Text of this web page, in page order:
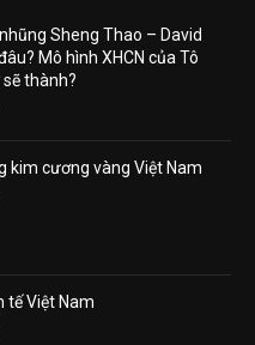
Sheng Thao – David
Mô hình XHCN của Tô
thành?
kim cương vàng Việt Nam
tế Việt Nam